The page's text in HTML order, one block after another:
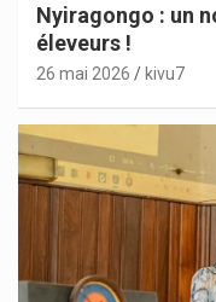
Nyiragongo : un
éleveurs !
26 mai 2026 kivu7